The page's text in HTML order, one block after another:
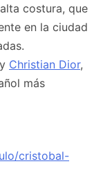
costura, que
en la ciudad
y Christian Dior,
más
cristobal-